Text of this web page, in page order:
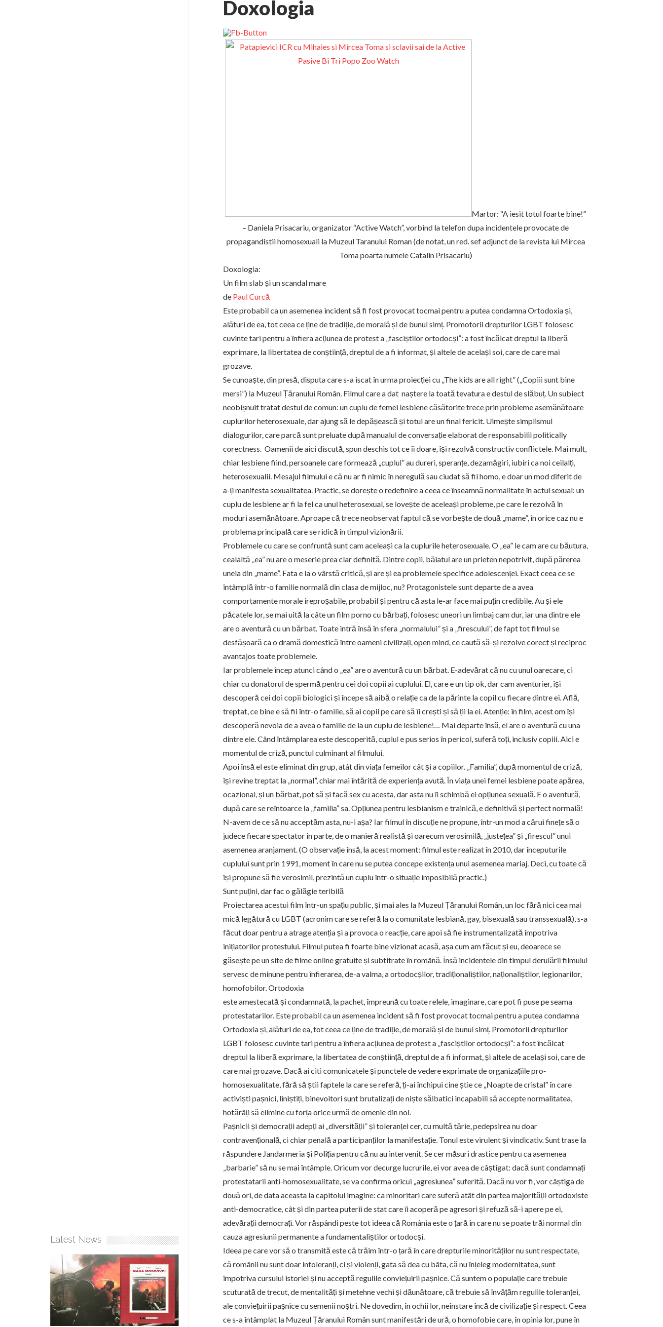
Doxologia
Martor: “A iesit totul foarte bine!”
– Daniela Prisacariu, organizator “Active Watch”, vorbind la telefon dupa incidentele provocate de
propagandistii homosexuali la Muzeul Taranului Roman (de notat, un red. sef adjunct de la revista lui Mircea
Toma poarta numele Catalin Prisacariu)
Doxologia:
Un film slab și un scandal mare
de Paul Curcă
Este probabil ca un asemenea incident să fi fost provocat tocmai pentru a putea condamna Ortodoxia și,
alături de ea, tot ceea ce ține de tradiție, de morală și de bunul simț. Promotorii drepturilor LGBT folosesc
cuvinte tari pentru a înfiera acțiunea de protest a „fasciștilor ortodocși”: a fost încălcat dreptul la liberă
exprimare, la libertatea de conștiință, dreptul de a fi informat, și altele de același soi, care de care mai
grozave.
Se cunoaște, din presă, disputa care s-a iscat în urma proiecției cu „The kids are all right” („Copiii sunt bine
mersi”) la Muzeul Țăranului Român. Filmul care a dat naștere la toată tevatura e destul de slăbuț. Un subiect
neobișnuit tratat destul de comun: un cuplu de femei lesbiene căsătorite trece prin probleme asemănătoare
cuplurilor heterosexuale, dar ajung să le depășească și totul are un final fericit. Uimește simplismul
dialogurilor, care parcă sunt preluate după manualul de conversație elaborat de responsabiliipolitically
corectness. Oamenii de aici discută, spun deschis tot ce îi doare, își rezolvă constructiv conflictele. Mai mult,
chiar lesbiene fiind, persoanele care formează „cuplul” au dureri, speranțe, dezamăgiri, iubiri ca noi ceilalți,
heterosexualii. Mesajul filmului e că nu ar fi nimic în neregulă sau ciudat să fii homo, e doar un mod diferit de
a-ți manifesta sexualitatea. Practic, se dorește o redefinire a ceea ce înseamnă normalitateîn actul sexual: un
cuplu de lesbiene ar fi la fel ca unul heterosexual, se lovește de aceleași probleme, pe care le rezolvă în
moduri asemănătoare. Aproape că trece neobservat faptul că se vorbește de două „mame”, în orice caz nu e
problema principală care se ridică în timpul vizionării.
Problemele cu care se confruntă sunt cam aceleași ca la cuplurile heterosexuale. O „ea” le cam are cu băutura,
cealaltă „ea” nu are o meserie prea clar definită. Dintre copii, băiatul are un prieten nepotrivit, după părerea
uneia din „mame”. Fata e la o vârstă critică, și are și ea problemele specifice adolescenței. Exact ceea ce se
întâmplă într-o familie normală din clasa de mijloc, nu? Protagonistele sunt departe de a avea
comportamente morale ireproșabile, probabil și pentru că asta le-ar face mai puțin credibile. Au și ele
păcatele lor, se mai uită la câte un film porno cu bărbați, folosesc uneori un limbaj cam dur, iar una dintre ele
are o aventură cu un bărbat. Toate intră însă în sfera „normalului” și a „firescului”, de fapt tot filmul se
desfășoară ca o dramă domestică între oameni civilizați,open mind, ce caută să-și rezolve corect și reciproc
avantajos toate problemele.
Iar problemele încep atunci când o „ea” are o aventură cu un bărbat. E-adevărat că nu cu unul oarecare, ci
chiar cu donatorul de spermă pentru cei doi copii ai cuplului. El, care e un tip ok, dar cam aventurier, își
descoperă cei doi copii biologici și începe să aibă o relație ca de la părinte la copil cu fiecare dintre ei. Află,
treptat, ce bine e să fii într-o familie, să ai copii pe care să îi crești și să ții la ei. Atenție: în film, acest om își
descoperă nevoia de a avea o familie de la un cuplu de lesbiene!… Mai departe însă, el are o aventură cu una
dintre ele. Când întâmplarea este descoperită, cuplul e pus serios în pericol, suferă toți, inclusiv copiii. Aici e
momentul de criză, punctul culminant al filmului.
Apoi însă el este eliminat din grup, atât din viața femeilor cât și a copiilor. „Familia”, după momentul de criză,
își revine treptat la „normal”, chiar mai întărită de experiența avută. În viața unei femei lesbiene poate apărea,
ocazional, și un bărbat, pot să și facă sex cu acesta, dar asta nu îi schimbă ei opțiunea sexuală. E o aventură,
după care se reîntoarce la „familia” sa. Opțiunea pentru lesbianism e trainică, e definitivă și perfect normală!
N-avem de ce să nu acceptăm asta, nu-i așa? Iar filmul în discuție ne propune, într-un mod a cărui finețe să o
judece fiecare spectator în parte, de o manieră realistă și oarecum verosimilă, „justețea” și „firescul” unui
asemenea aranjament. (O observație însă, la acest moment: filmul este realizat în 2010, dar începuturile
cuplului sunt prin 1991, moment în care nu se putea concepe existența unui asemenea mariaj. Deci, cu toate că
își propune să fie verosimil, prezintă un cuplu într-o situație imposibilă practic.)
Sunt puțini, dar fac o gălăgie teribilă
Proiectarea acestui film într-un spațiu public, și mai ales la Muzeul Țăranului Român, un loc fără nici cea mai
mică legătură cu LGBT (acronim care se referă la o comunitate lesbiană, gay, bisexuală sau transsexuală), s-a
făcut doar pentru a atrage atenția și a provoca o reacție, care apoi să fie instrumentalizată împotriva
inițiatorilor protestului. Filmul putea fi foarte bine vizionat acasă, așa cum am făcut și eu, deoarece se
găsește pe un site de filme online gratuite și subtitrate în română. Însă incidentele din timpul derulării filmului
servesc de minune pentru înfierarea, de-a valma, a ortodocșilor, tradiționaliștilor, naționaliștilor, legionarilor,
homofobilor. Ortodoxia
este amestecată și condamnată, la pachet, împreună cu toate relele, imaginare, care pot fi puse pe seama
protestatarilor. Este probabil ca un asemenea incident să fi fost provocat tocmai pentru a putea condamna
Ortodoxia și, alături de ea, tot ceea ce ține de tradiție, de morală și de bunul simț. Promotorii drepturilor
LGBT folosesc cuvinte tari pentru a înfiera acțiunea de protest a „fasciștilor ortodocși”: a fost încălcat
dreptul la liberă exprimare, la libertatea de conștiință, dreptul de a fi informat, și altele de același soi, care de
care mai grozave. Dacă ai citi comunicatele și punctele de vedere exprimate de organizațiile pro-
homosexualitate, fără să știi faptele la care se referă, ți-ai închipui cine știe ce „Noapte de cristal” în care
activiști pașnici, liniștiți, binevoitori sunt brutalizați de niște sălbatici incapabili să accepte normalitatea,
hotărâți să elimine cu forța orice urmă de omenie din noi.
Pașnicii și democrații adepți ai „diversității” și toleranței cer, cu multă tărie, pedepsirea nu doar
contravențională, ci chiar penală a participanților la manifestație. Tonul este virulent și vindicativ. Sunt trase la
răspundere Jandarmeria și Poliția pentru că nu au intervenit. Se cer măsuri drastice pentru ca asemenea
„barbarie” să nu se mai întâmple. Oricum vor decurge lucrurile, ei vor avea de câștigat: dacă sunt condamnați
protestatarii anti-homosexualitate, se va confirma oricui „agresiunea” suferită. Dacă nu vor fi, vor câștiga de
două ori, de data aceasta la capitolul imagine: ca minoritari care suferă atât din partea majorității ortodoxiste
anti-democratice, cât și din partea puterii de stat care îi acoperă pe agresori și refuză să-i apere pe ei,
adevărații democrați. Vor răspândi peste tot ideea că România este o țară în care nu se poate trăi normal din
cauza agresiunii permanente a fundamentaliștilor ortodocși.
Ideea pe care vor să o transmită este că trăim într-o țară în care drepturile minorităților nu sunt respectate,
că românii nu sunt doar intoleranți, ci și violenți, gata să dea cu bâta, că nu înțeleg modernitatea, sunt
împotriva cursului istoriei și nu acceptă regulile conviețuirii pașnice. Că suntem o populație care trebuie
scuturată de trecut, de mentalități și metehne vechi și dăunătoare, că trebuie să învățăm regulile toleranței,
ale conviețuirii pașnice cu semenii noștri. Ne dovedim, în ochii lor, neînstare încă de civilizație și respect. Ceea
ce s-a întâmplat la Muzeul Țăranului Român sunt manifestări de ură, o homofobie care, în opinia lor, pune în
Latest News